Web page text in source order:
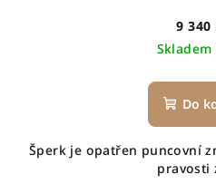
9 340
Skladem
Do
Šperk je opatřen puncovní
pravosti